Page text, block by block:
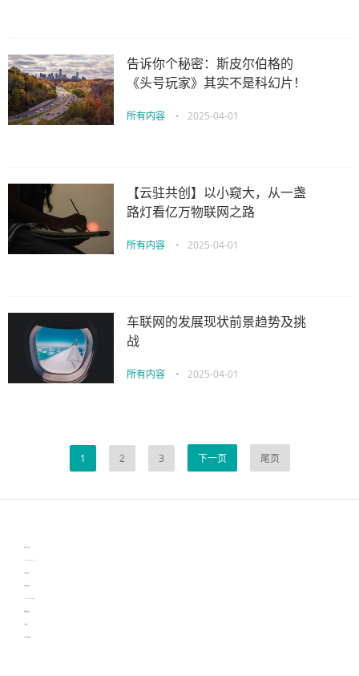
告诉你个秘密：斯皮尔伯格的
《头号玩家》其实不是科幻片！
所有内容 • 2025-04-01
【云驻共创】以小窥大，从一盏
路灯看亿万物联网之路
所有内容 • 2025-04-01
车联网的发展现状前景趋势及挑
战
所有内容 • 2025-04-01
1 2 3 下一页 尾页